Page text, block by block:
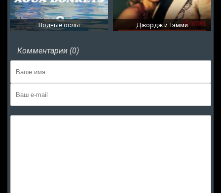
Водные ослы Джордж и Тэмми
Комментарии (0)